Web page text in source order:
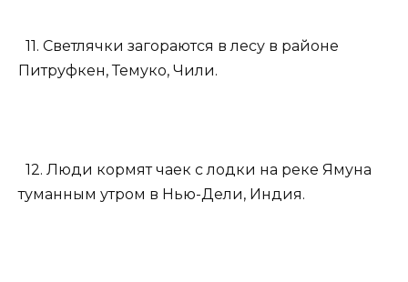
11. Светлячки загораются в лесу в районе
Питруфкен, Темуко, Чили.
12. Люди кормят чаек с лодки на реке Ямуна
туманным утром в Нью-Дели, Индия.